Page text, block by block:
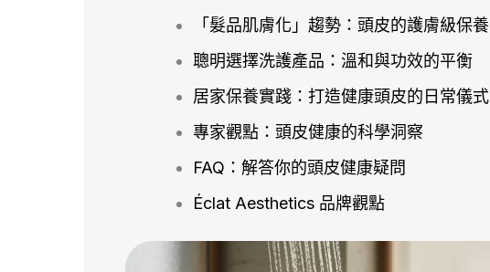
「髮品肌膚化」趨勢：頭皮的護膚級保養
聰明選擇洗護產品：溫和與功效的平衡
居家保養實踐：打造健康頭皮的日常儀式
專家觀點：頭皮健康的科學洞察
FAQ：解答你的頭皮健康疑問
Éclat Aesthetics 品牌觀點